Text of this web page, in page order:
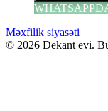
Məxfilik siyasəti
© 2026 Dekant evi.